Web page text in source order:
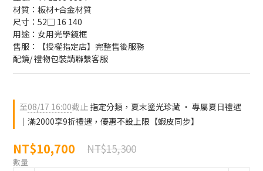
材質：板材+合金材質
尺寸：52□ 16 140
用途：女用光學鏡框
售服：【授權指定店】完整售後服務
配鏡/ 禮物包裝請聯繫客服
至08/17 16:00截止 指定分類，夏末鎏光珍藏 ‧ 專屬夏日禮遇
｜滿2000享9折禮遇，優惠不設上限【蝦皮同步】
NT$10,700 NT$15,300
數量